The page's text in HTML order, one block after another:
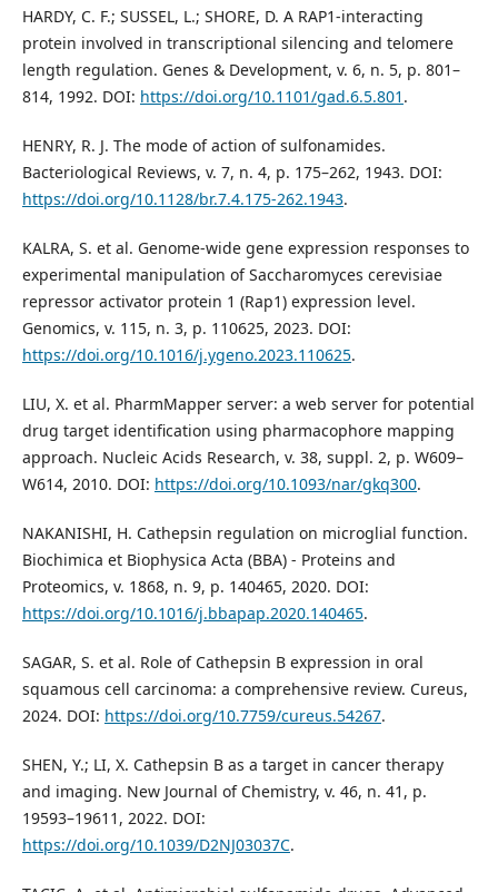
HARDY, C. F.; SUSSEL, L.; SHORE, D. A RAP1-interacting
protein involved in transcriptional silencing and telomere
length regulation. Genes & Development, v. 6, n. 5, p. 801–
814, 1992. DOI: https://doi.org/10.1101/gad.6.5.801 .
HENRY, R. J. The mode of action of sulfonamides.
Bacteriological Reviews, v. 7, n. 4, p. 175–262, 1943. DOI:
https://doi.org/10.1128/br.7.4.175-262.1943.
KALRA, S. et al. Genome-wide gene expression responses to
experimental manipulation of Saccharomyces cerevisiae
repressor activator protein 1 (Rap1) expression level.
Genomics, v. 115, n. 3, p. 110625, 2023. DOI:
https://doi.org/10.1016/j.ygeno.2023.110625.
LIU, X. et al. PharmMapper server: a web server for potential
drug target identification using pharmacophore mapping
approach. Nucleic Acids Research, v. 38, suppl. 2, p. W609–
W614, 2010. DOI: https://doi.org/10.1093/nar/gkq300.
NAKANISHI, H. Cathepsin regulation on microglial function.
Biochimica et Biophysica Acta (BBA) - Proteins and
Proteomics, v. 1868, n. 9, p. 140465, 2020. DOI:
https://doi.org/10.1016/j.bbapap.2020.140465.
SAGAR, S. et al. Role of Cathepsin B expression in oral
squamous cell carcinoma: a comprehensive review. Cureus,
2024. DOI: https://doi.org/10.7759/cureus.54267.
SHEN, Y.; LI, X. Cathepsin B as a target in cancer therapy
and imaging. New Journal of Chemistry, v. 46, n. 41, p.
19593–19611, 2022. DOI:
https://doi.org/10.1039/D2NJ03037C.